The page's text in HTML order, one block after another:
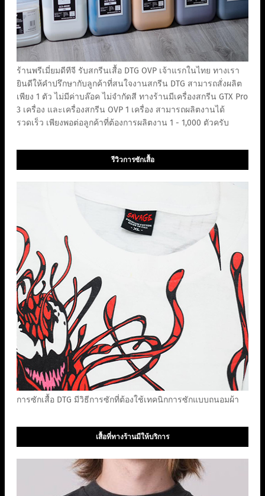
ร้านพรีเมี่ยมดีทีจี รับสกรีนเสื้อ DTG OVP เจ้าแรกในไทย ทางเรา
ยินดีให้คำปรึกษากับลูกค้าที่สนใจงานสกรีน DTG สามารถสั่งผลิต
เพียง 1 ตัว ไม่มีค่าบล๊อค ไม่จำกัดสี ทางร้านมีเครื่องสกรีน GTX Pro
3 เครื่อง และเครื่องสกรีน OVP 1 เครื่อง สามารถผลิตงานได้
รวดเร็ว เพียงพอต่อลูกค้าที่ต้องการผลิตงาน 1 - 1,000 ตัวครับ
รีวิวการซักเสื้อ
การซักเสื้อ DTG มีวิธีการซักที่ต้องใช้เทคนิกการซักแบบถนอมผ้า
เสื้อที่ทางร้านมีให้บริการ